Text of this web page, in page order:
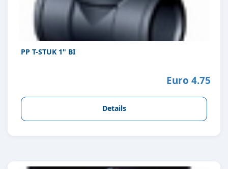
PP T-STUK 1" BI
Euro 4.75
Details